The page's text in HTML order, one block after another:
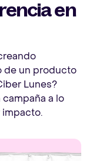
en
de un producto
Lunes?
a lo
impacto.